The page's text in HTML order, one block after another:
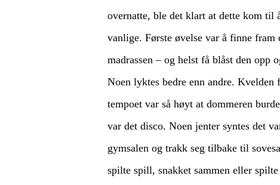
overnatte, ble det klart at dette kom til
vanlige. Første øvelse var å finne fram
madrassen – og helst få blåst den opp
Noen lyktes bedre enn andre. Kvelden
tempoet var så høyt at dommeren
var det disco. Noen jenter syntes det
gymsalen og trakk seg tilbake til
spilte spill, snakket sammen eller